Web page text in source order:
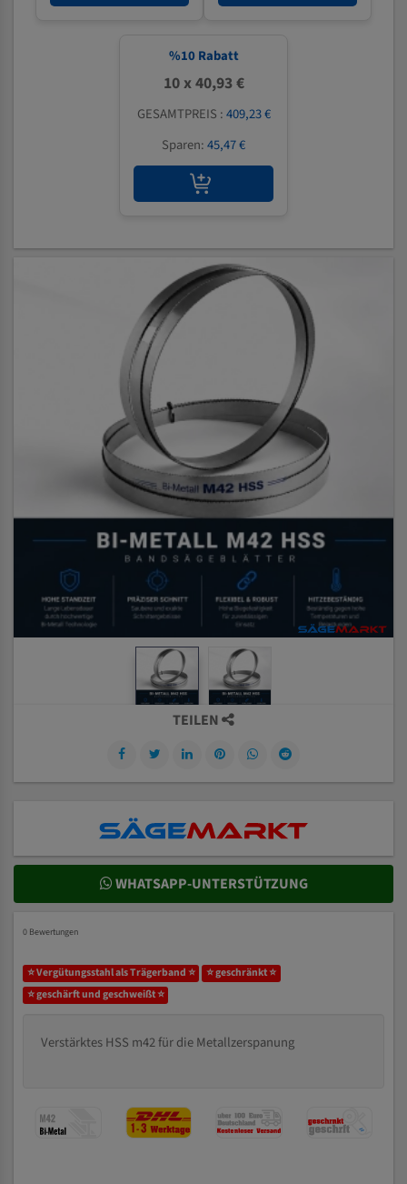
%10 Rabatt
10 x 40,93 €
GESAMTPREIS :409,23 €
Sparen:45,47 €
TEILEN
WHATSAPP-UNTERSTÜTZUNG
0 Bewertungen
⭐ Vergütungsstahl als Trägerband ⭐
⭐ geschränkt ⭐
⭐ geschärft und geschweißt ⭐
Verstärktes HSS m42 für die Metallzerspanung